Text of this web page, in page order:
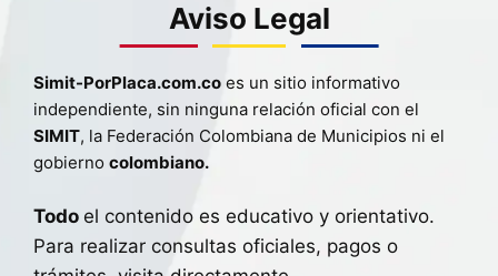
Aviso Legal
Simit-PorPlaca.com.co es un sitio informativo
independiente, sin ninguna relación oficial con el
SIMIT, la Federación Colombiana de Municipios ni el
gobierno colombiano.
Todo el contenido es educativo y orientativo.
Para realizar consultas oficiales, pagos o